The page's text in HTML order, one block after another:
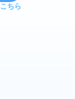
こちら